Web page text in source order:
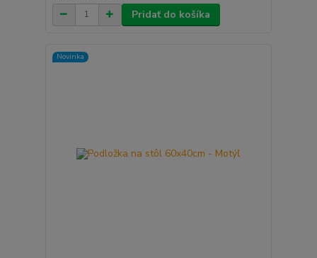
Pridať do košíka
Novinka